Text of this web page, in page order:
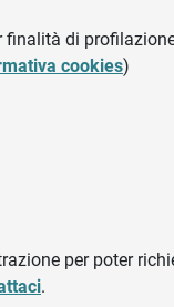
di
cookies)
per poter
.